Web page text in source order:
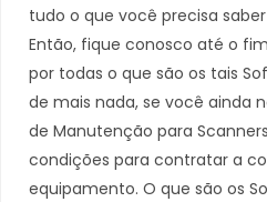
tudo o que você precisa
Então, fique conosco até o
por todas o que são os tais
de mais nada, se você ainda
de Manutenção para
condições para contratar a
equipamento. O que são os